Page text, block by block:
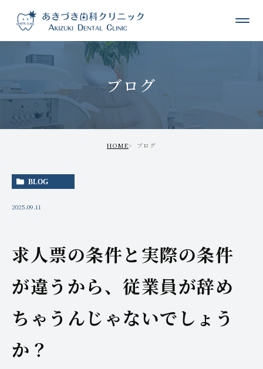
ブログ
HOME ブログ
BLOG
2025.09.11
求人票の条件と実際の条件
が違うから、従業員が辞め
ちゃうんじゃないでしょう
か？